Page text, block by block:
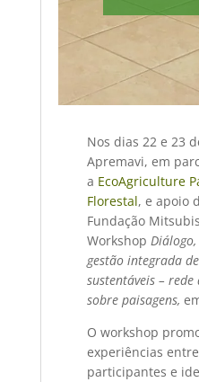
Nos dias 22 e 23
Apremavi, em
a EcoAgriculture
Florestal, e apoio
Fundação
Workshop
gestão integrada
sustentáveis –
sobre paisagens,
O workshop
experiências
participantes e